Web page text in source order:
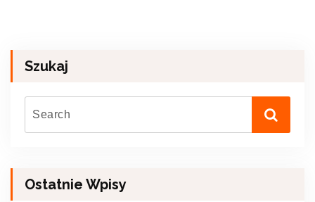
Szukaj
Ostatnie Wpisy